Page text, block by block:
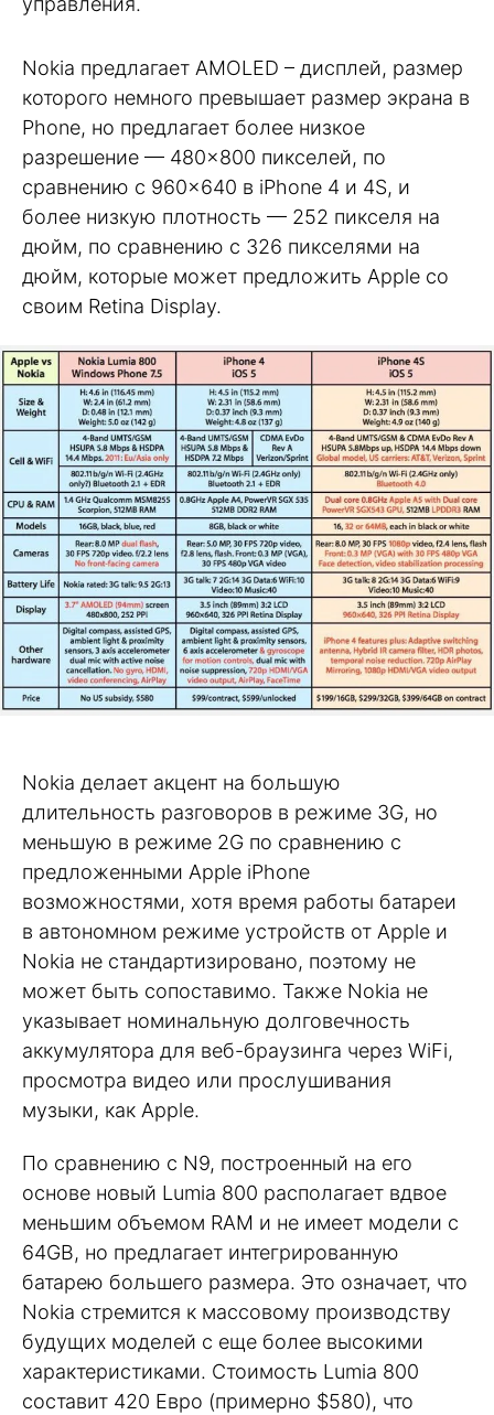
Nokia предлагает AMOLED – дисплей, размер
которого немного превышает размер экрана в
Phone, но предлагает более низкое
разрешение — 480×800 пикселей, по
сравнению с 960×640 в iPhone 4 и 4S, и
более низкую плотность — 252 пикселя на
дюйм, по сравнению с 326 пикселями на
дюйм, которые может предложить Apple со
своим Retina Display.
Nokia делает акцент на большую
длительность разговоров в режиме 3G, но
меньшую в режиме 2G по сравнению с
предложенными Apple iPhone
возможностями, хотя время работы батареи
в автономном режиме устройств от Apple и
Nokia не стандартизировано, поэтому не
может быть сопоставимо. Также Nokia не
указывает номинальную долговечность
аккумулятора для веб-браузинга через WiFi,
просмотра видео или прослушивания
музыки, как Apple.
По сравнению с N9, построенный на его
основе новый Lumia 800 располагает вдвое
меньшим объемом RAM и не имеет модели с
64GB, но предлагает интегрированную
батарею большего размера. Это означает, что
Nokia стремится к массовому производству
будущих моделей с еще более высокими
характеристиками. Стоимость Lumia 800
составит 420 Евро (примерно $580), что